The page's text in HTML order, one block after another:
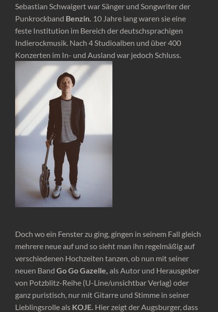
Sebastian Schwaigert war Sänger und Songwriter der
Punkrockband Benzin. 10 Jahre lang waren sie eine
feste Institution im Bereich der deutschsprachigen
Indierockmusik. Nach 4 Studioalben und über 400
Konzerten im In- und Ausland war jedoch Schluss.
Doch wo ein Fenster zu ging, gingen in seinem Fall gleich
mehrere neue auf und so sieht man ihn regelmäßig auf
verschiedenen Hochzeiten tanzen, ob nun mit seiner
neuen BandGo Go Gazelle,als Autor und Herausgeber
von Potzblitz-Reihe (U-Line/unsichtbar Verlag) oder
ganz puristisch, nur mit Gitarre und Stimme in seiner
Lieblingsrolle als KOJE. Hier zeigt der Augsburger, dass